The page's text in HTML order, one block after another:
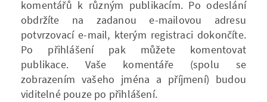
komentářů k různým publikacím. Po odeslání
obdržíte na zadanou e-mailovou adresu
potvrzovací e-mail, kterým registraci dokončíte.
Po přihlášení pak můžete komentovat
publikace. Vaše komentáře (spolu se
zobrazením vašeho jména a příjmení) budou
viditelné pouze po přihlášení.